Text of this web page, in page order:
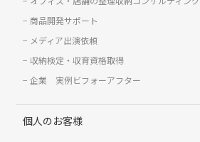
商品開発サポート
メディア出演依頼
収納検定・収育資格取得
企業 実例ビフォーアフター
個人のお客様